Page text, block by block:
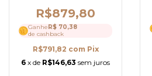
Cintura e Saia Mídi
Elegante- Ref 4248
R$879,80
Ganhe R$ 70,38
de cashback
R$791,82 com Pix
6 x de R$146,63 sem juros